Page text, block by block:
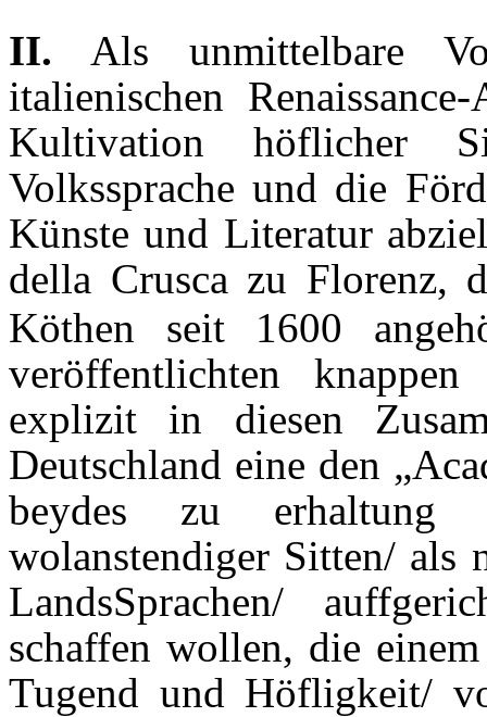
II. Als unmittelbare
italienischen
Kultivation höflicher
Volkssprache und die
Künste und Literatur
della Crusca zu Florenz,
Köthen seit 1600
veröffentlichten
explizit in diesen
Deutschland eine den
beydes zu erhaltung
wolanstendiger Sitten/ als
LandsSprachen/
schaffen wollen, die
Tugend und Höfligkeit/